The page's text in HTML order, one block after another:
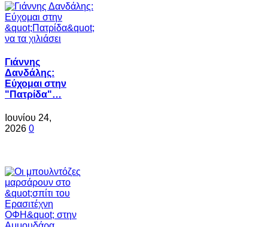
Γιάννης
Δανδάλης:
Εύχομαι στην
"Πατρίδα"…
Ιουνίου 24,
2026 0